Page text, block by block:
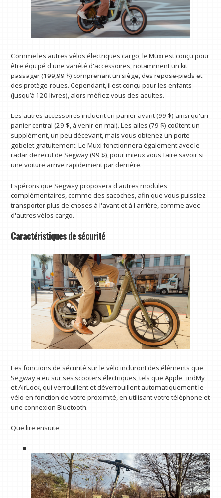
Comme les autres vélos électriques cargo, le Muxi est conçu pour
être équipé d'une variété d'accessoires, notamment un kit
passager (199,99 $) comprenant un siège, des repose-pieds et
des protège-roues. Cependant, il est conçu pour les enfants
(jusqu’à 120 livres), alors méfiez-vous des adultes.
Les autres accessoires incluent un panier avant (99 $) ainsi qu'un
panier central (29 $, à venir en mai). Les ailes (79 $) coûtent un
supplément, un peu décevant, mais vous obtenez un porte-
gobelet gratuitement. Le Muxi fonctionnera également avec le
radar de recul de Segway (99 $), pour mieux vous faire savoir si
une voiture arrive rapidement par derrière.
Espérons que Segway proposera d'autres modules
complémentaires, comme des sacoches, afin que vous puissiez
transporter plus de choses à l'avant et à l'arrière, comme avec
d'autres vélos cargo.
Caractéristiques de sécurité
Les fonctions de sécurité sur le vélo incluront des éléments que
Segway a eu sur ses scooters électriques, tels que Apple FindMy
et AirLock, qui verrouillent et déverrouillent automatiquement le
vélo en fonction de votre proximité, en utilisant votre téléphone et
une connexion Bluetooth.
Que lire ensuite